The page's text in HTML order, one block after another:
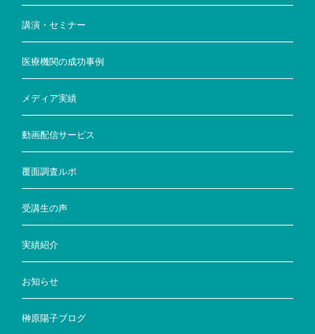
講演・セミナー
医療機関の成功事例
メディア実績
動画配信サービス
覆面調査ルポ
受講生の声
実績紹介
お知らせ
榊原陽子ブログ